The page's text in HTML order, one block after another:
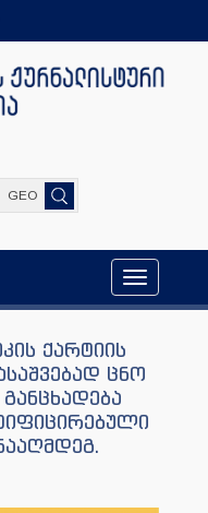
GEO
Toggle
navigation
ქარტიის
ცნო